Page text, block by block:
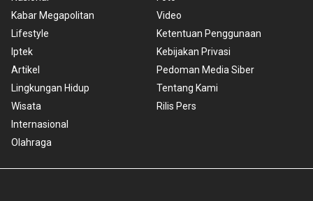
Kabar Megapolitan
Lifestyle
Iptek
Artikel
Lingkungan Hidup
Wisata
Internasional
Olahraga
Video
Ketentuan Penggunaan
Kebijakan Privasi
Pedoman Media Siber
Tentang Kami
Rilis Pers